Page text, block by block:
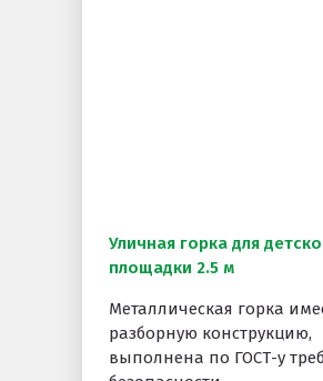
Уличная горка для
площадки 2.5 м
Металлическая горка
разборную конструкцию,
выполнена по ГОСТ-у